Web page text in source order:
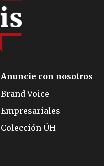
Anuncie con nosotros
Brand Voice
Empresariales
Colección ÚH